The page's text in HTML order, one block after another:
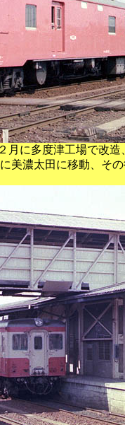
に多度津工場で改造
美濃太田に移動、そ